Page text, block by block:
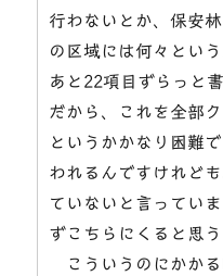
行わないとか、保安
の区域には何々とい
あと22項目ずらっと
だから、これを全部
というかかなり困難
われるんですけれど
ていないと言ってい
ずこちらにくると思う
こういうのにかかる